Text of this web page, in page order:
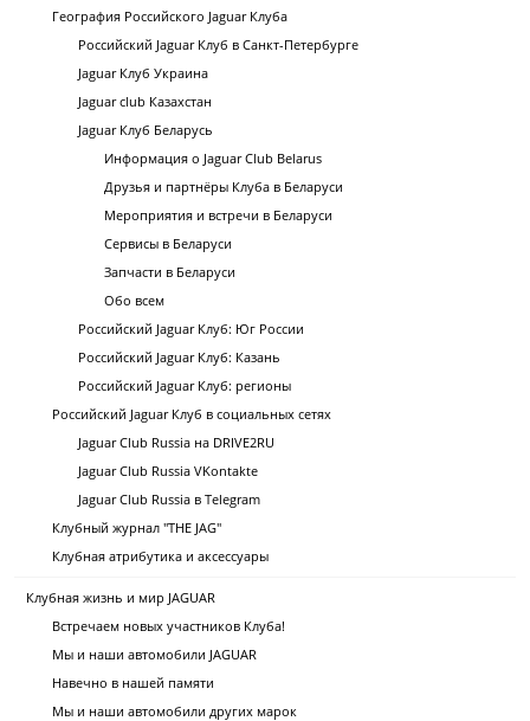
География Российского Jaguar Клуба
Российский Jaguar Клуб в Санкт-Петербурге
Jaguar Клуб Украина
Jaguar club Казахстан
Jaguar Клуб Беларусь
Информация о Jaguar Club Belarus
Друзья и партнёры Клуба в Беларуси
Мероприятия и встречи в Беларуси
Сервисы в Беларуси
Запчасти в Беларуси
Обо всем
Российский Jaguar Клуб: Юг России
Российский Jaguar Клуб: Казань
Российский Jaguar Клуб: регионы
Российский Jaguar Клуб в социальных сетях
Jaguar Club Russia на DRIVE2RU
Jaguar Club Russia VKontakte
Jaguar Club Russia в Telegram
Клубный журнал "THE JAG"
Клубная атрибутика и аксессуары
Клубная жизнь и мир JAGUAR
Встречаем новых участников Клуба!
Мы и наши автомобили JAGUAR
Навечно в нашей памяти
Мы и наши автомобили других марок